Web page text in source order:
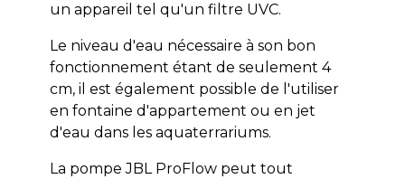
un appareil tel qu'un filtre UVC.
Le niveau d'eau nécessaire à son bon
fonctionnement étant de seulement 4
cm, il est également possible de l'utiliser
en fontaine d'appartement ou en jet
d'eau dans les aquaterrariums.
La pompe JBL ProFlow peut tout